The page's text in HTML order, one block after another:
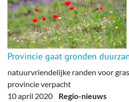
Bedrijven
Prikbord & Aanbiedingen
Provincie gaat gronden
natuurvriendelijke randen voor
provincie verpacht
10 april 2020 Regio-nieuws